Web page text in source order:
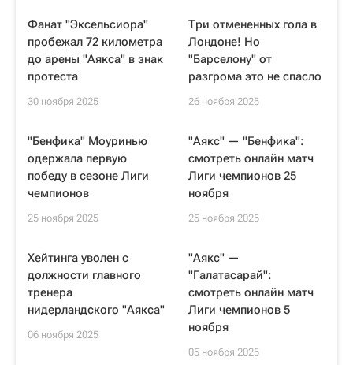
Фанат "Эксельсиора"
пробежал 72 километра
до арены "Аякса" в знак
протеста
30 ноября 2025
Три отмененных гола в
Лондоне! Но
"Барселону" от
разгрома это не спасло
26 ноября 2025
"Бенфика" Моуринью
одержала первую
победу в сезоне Лиги
чемпионов
25 ноября 2025
"Аякс" — "Бенфика":
смотреть онлайн матч
Лиги чемпионов 25
ноября
25 ноября 2025
Хейтинга уволен с
должности главного
тренера
нидерландского "Аякса"
06 ноября 2025
"Аякс" —
"Галатасарай":
смотреть онлайн матч
Лиги чемпионов 5
ноября
05 ноября 2025